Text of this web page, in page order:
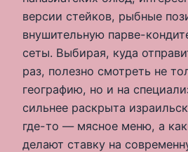
версии стейков, рыбные
внушительную парве-
сеты. Выбирая, куда
раз, полезно смотреть не
географию, но и на
сильнее раскрыта
где-то — мясное меню, а
делают ставку на